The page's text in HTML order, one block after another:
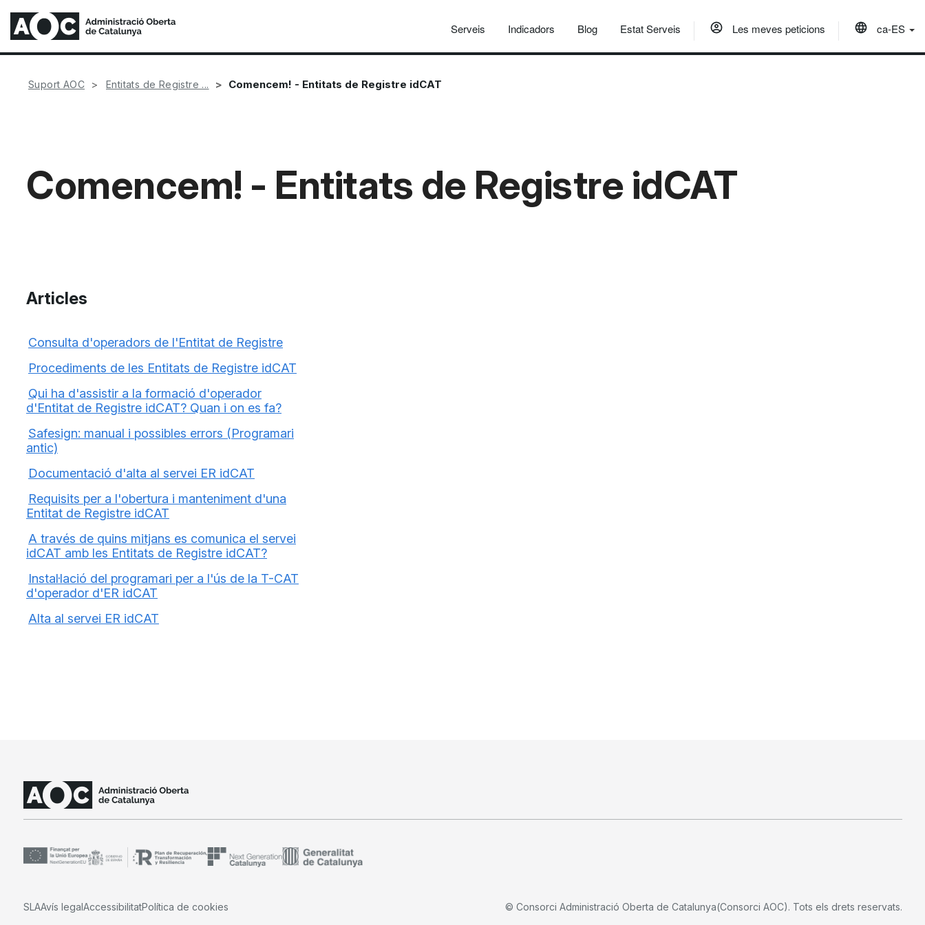
Serveis Indicadors Blog Estat Serveis Les meves peticions ca-ES
Suport AOC Entitats de Registre ... Comencem! - Entitats de Registre idCAT
Comencem! - Entitats de Registre idCAT
Articles
Consulta d'operadors de l'Entitat de Registre
Procediments de les Entitats de Registre idCAT
Qui ha d'assistir a la formació d'operador
d'Entitat de Registre idCAT? Quan i on es fa?
Safesign: manual i possibles errors (Programari
antic)
Documentació d'alta al servei ER idCAT
Requisits per a l'obertura i manteniment d'una
Entitat de Registre idCAT
A través de quins mitjans es comunica el servei
idCAT amb les Entitats de Registre idCAT?
Instal·lació del programari per a l'ús de la T-CAT
d'operador d'ER idCAT
Alta al servei ER idCAT
SLAAvís legalAccessibilitatPolítica de cookies © Consorci Administració Oberta de Catalunya(Consorci AOC). Tots els drets reservats.